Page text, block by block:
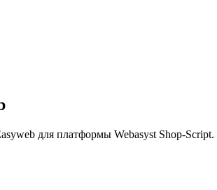
для платформы Webasyst Shop-